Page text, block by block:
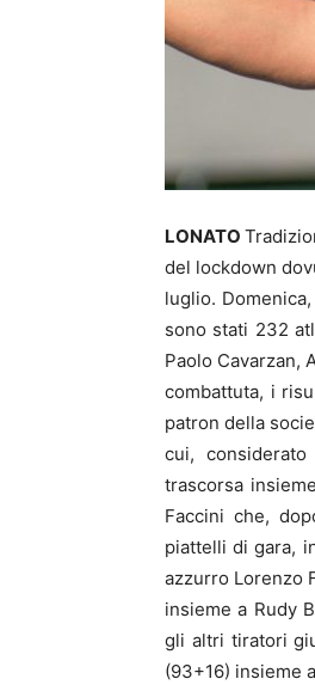
LONATO
del lockdown
luglio.
sono stati 232
Paolo Cavarzan,
combattuta, i
patron della
cui,
trascorsa
Faccini che,
piattelli di gara,
azzurro Lorenzo
insieme a Rudy
gli altri tiratori
(93+16) insieme